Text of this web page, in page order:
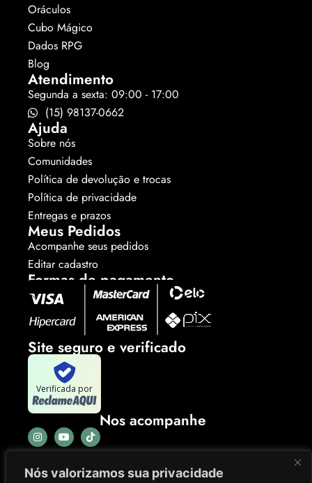
Nós valorizamos sua privacidade
Oráculos
Cubo Mágico
Dados RPG
Blog
Atendimento
Segunda a sexta: 09:00 - 17:00
(15) 98137-0662
Ajuda
Sobre nós
Comunidades
Política de devolução e trocas
Política de privacidade
Entregas e prazos
Meus Pedidos
Acompanhe seus pedidos
Editar cadastro
Formas de pagamento
Site seguro e verificado
Verificada por
Nos acompanhe